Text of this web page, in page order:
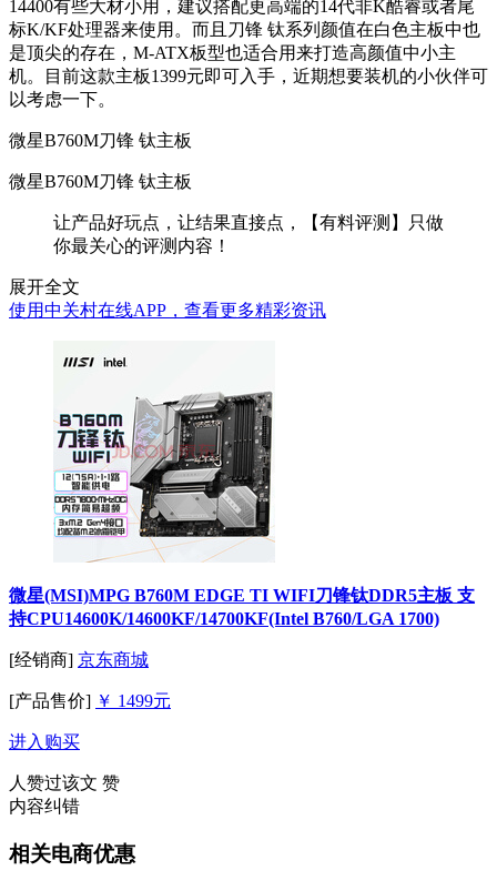
14400有些大材小用，建议搭配更高端的14代非K酷睿或者尾
标K/KF处理器来使用。而且 刀锋 钛系列颜值在白色主板中也
是顶尖的存在，M-ATX板型也适合用来打造高颜值中小主
机。目前这款主板1399元即可入手，近期想要装机的小伙伴可
以考虑一下。
微星B760M刀锋 钛主板
微星B760M刀锋 钛主板
让产品好玩点，让结果直接点，【有料评测】只做
你最关心的评测内容！
展开全文
使用中关村在线APP，查看更多精彩资讯
微星(MSI)MPG B760M EDGE TI WIFI刀锋钛DDR5主板 支
持CPU14600K/14600KF/14700KF(Intel B760/LGA 1700)
[经销商] 京东商城
[产品售价] ￥ 1499元
进入购买
人赞过该文 赞
内容纠错
相关电商优惠